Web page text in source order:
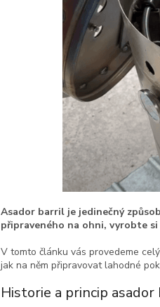
Asador barril je jedinečný
připraveného na ohni, vyrobte
V tomto článku vás provedeme
jak na něm připravovat lahodné
Historie a princip asador